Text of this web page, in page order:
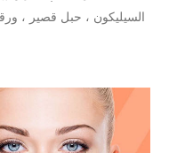
السيليكون ، حبل قصير ،